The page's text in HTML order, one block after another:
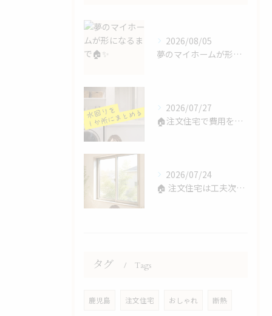
2026/08/05
夢のマイホームが形になるまで🏠✨
2026/07/27
🏠注文住宅で費用を抑えるコツ💰
2026/07/24
🏠 注文住宅は工夫次第で費用を抑えられます！
タグ Tags
鹿児島 注文住宅 おしゃれ 断熱